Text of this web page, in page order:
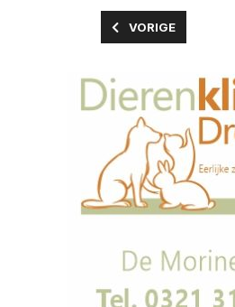
VORIG ARTIKEL:
VORIGE